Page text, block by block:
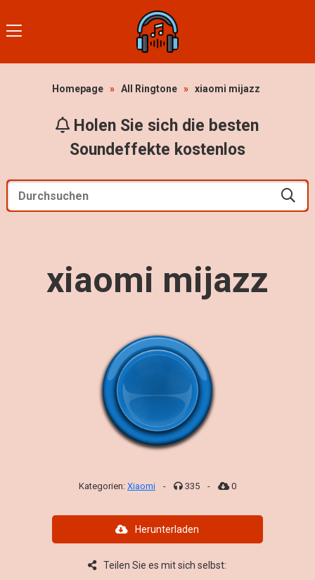
Homepage » All Ringtone » xiaomi mijazz
Holen Sie sich die besten
Soundeffekte kostenlos
xiaomi mijazz
Kategorien: Xiaomi - 335 - 0
Herunterladen
Teilen Sie es mit sich selbst: